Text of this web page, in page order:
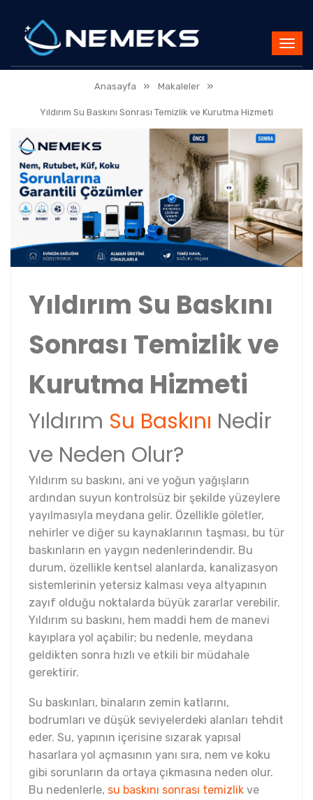
Anasayfa » Makaleler »
Yıldırım Su Baskını Sonrası Temizlik ve Kurutma Hizmeti
Yıldırım Su Baskını
Sonrası Temizlik ve
Kurutma Hizmeti
Yıldırım Su Baskını Nedir
ve Neden Olur?
Yıldırım su baskını, ani ve yoğun yağışların
ardından suyun kontrolsüz bir şekilde yüzeylere
yayılmasıyla meydana gelir. Özellikle göletler,
nehirler ve diğer su kaynaklarının taşması, bu tür
baskınların en yaygın nedenlerindendir. Bu
durum, özellikle kentsel alanlarda, kanalizasyon
sistemlerinin yetersiz kalması veya altyapının
zayıf olduğu noktalarda büyük zararlar verebilir.
Yıldırım su baskını, hem maddi hem de manevi
kayıplara yol açabilir; bu nedenle, meydana
geldikten sonra hızlı ve etkili bir müdahale
gerektirir.
Su baskınları, binaların zemin katlarını,
bodrumları ve düşük seviyelerdeki alanları tehdit
eder. Su, yapının içerisine sızarak yapısal
hasarlara yol açmasının yanı sıra, nem ve koku
gibi sorunların da ortaya çıkmasına neden olur.
Bu nedenlerle, su baskını sonrası temizlik ve